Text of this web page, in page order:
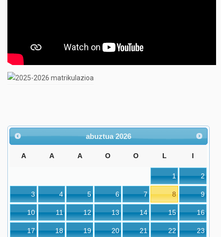
abuztua 2026
A A A O O L I
1 2
3 4 5 6 7 8 9
10 11 12 13 14 15 16
17 18 19 20 21 22 23